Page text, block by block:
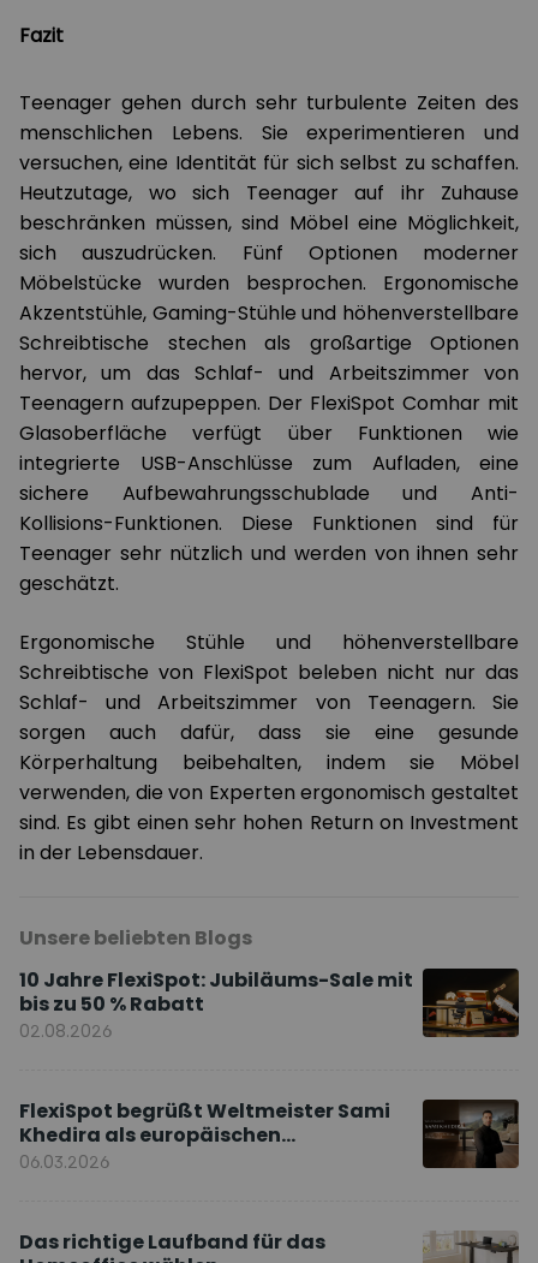
Fazit
Teenager gehen durch sehr turbulente Zeiten des
menschlichen Lebens. Sie experimentieren und
versuchen, eine Identität für sich selbst zu schaffen.
Heutzutage, wo sich Teenager auf ihr Zuhause
beschränken müssen, sind Möbel eine Möglichkeit,
sich auszudrücken. Fünf Optionen moderner
Möbelstücke wurden besprochen. Ergonomische
Akzentstühle, Gaming-Stühle und höhenverstellbare
Schreibtische stechen als großartige Optionen
hervor, um das Schlaf- und Arbeitszimmer von
Teenagern aufzupeppen. Der FlexiSpot Comhar mit
Glasoberfläche verfügt über Funktionen wie
integrierte USB-Anschlüsse zum Aufladen, eine
sichere Aufbewahrungsschublade und Anti-
Kollisions-Funktionen. Diese Funktionen sind für
Teenager sehr nützlich und werden von ihnen sehr
geschätzt.
Ergonomische Stühle und höhenverstellbare
Schreibtische von FlexiSpot beleben nicht nur das
Schlaf- und Arbeitszimmer von Teenagern. Sie
sorgen auch dafür, dass sie eine gesunde
Körperhaltung beibehalten, indem sie Möbel
verwenden, die von Experten ergonomisch gestaltet
sind. Es gibt einen sehr hohen Return on Investment
in der Lebensdauer.
Unsere beliebten Blogs
10 Jahre FlexiSpot: Jubiläums-Sale mit
bis zu 50 % Rabatt
02.08.2026
FlexiSpot begrüßt Weltmeister Sami
Khedira als europäischen
Markenbotschafter
06.03.2026
Das richtige Laufband für das